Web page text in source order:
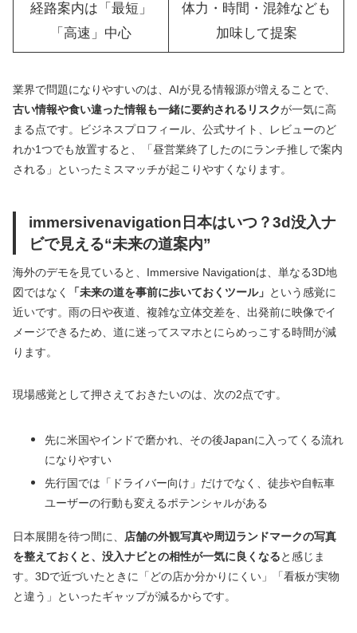
経路案内は「最短」
「高速」中心
体力・時間・混雑なども
加味して提案
業界で問題になりやすいのは、AIが見る情報源が増えることで、
古い情報や食い違った情報も一緒に要約されるリスクが一気に高
まる点です。ビジネスプロフィール、公式サイト、レビューのど
れか1つでも放置すると、「昼営業終了したのにランチ推しで案内
される」といったミスマッチが起こりやすくなります。
immersivenavigation日本はいつ？3d没入ナ
ビで見える“未来の道案内”
海外のデモを見ていると、Immersive Navigationは、単なる3D地
図ではなく
「未来の道を事前に歩いておくツール」 という感覚に
近いです。雨の日や夜道、複雑な立体交差を、出発前に映像でイ
メージできるため、道に迷ってスマホとにらめっこする時間が減
ります。
現場感覚として押さえておきたいのは、次の2点です。
先に米国やインドで磨かれ、その後Japanに入ってくる流れ
になりやすい
先行国では「ドライバー向け」だけでなく、徒歩や自転車
ユーザーの行動も変えるポテンシャルがある
日本展開を待つ間に、 店舗の外観写真や周辺ランドマークの写真
を整えておくと、没入ナビとの相性が一気に良くなると感じま
す。3Dで近づいたときに「どの店か分かりにくい」「看板が実物
と違う」といったギャップが減るからです。